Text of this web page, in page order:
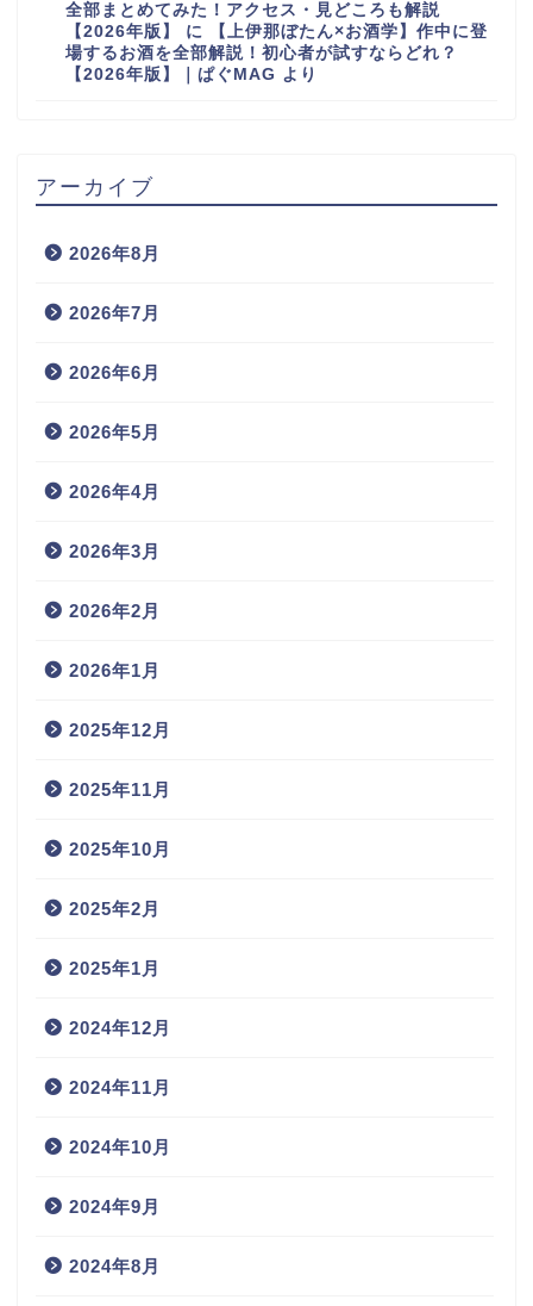
全部まとめてみた！アクセス・見どころも解説
【2026年版】
に
【上伊那ぼたん×お酒学】作中に登
場するお酒を全部解説！初心者が試すならどれ？
【2026年版】｜ぱぐMAG より
アーカイブ
2026年8月
2026年7月
2026年6月
2026年5月
2026年4月
2026年3月
2026年2月
2026年1月
2025年12月
2025年11月
2025年10月
2025年2月
2025年1月
2024年12月
2024年11月
2024年10月
2024年9月
2024年8月